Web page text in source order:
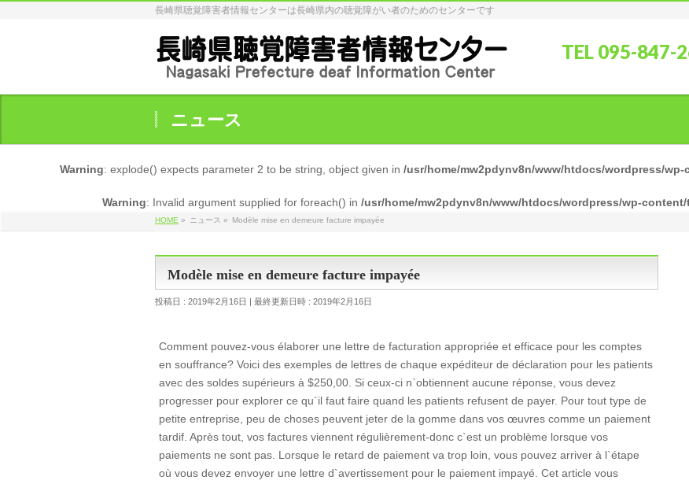
長崎県聴覚障害者情報センターは長崎県内の聴覚障がい者のためのセンターです
TEL 095-
ニュース
Warning: explode() expects parameter 2 to be string, object given in /usr/home/mw2pdynv8n/www/htdocs/wordpress/
Warning: Invalid argument supplied for foreach() in /usr/home/mw2pdynv8n/www/htdocs/wordpress/wp-
HOME » ニュース » Modèle mise en demeure facture impayée
Modèle mise en demeure facture impayée
投稿日 : 2019年2月16日 最終更新日時 : 2019年2月16日
Comment pouvez-vous élaborer une lettre de facturation appropriée et efficace pour les comptes
en souffrance? Voici des exemples de lettres de chaque expéditeur de déclaration pour les patients
avec des soldes supérieurs à $250,00. Si ceux-ci n`obtiennent aucune réponse, vous devez
progresser pour explorer ce qu`il faut faire quand les patients refusent de payer. Pour tout type de
petite entreprise, peu de choses peuvent jeter de la gomme dans vos œuvres comme un paiement
tardif. Après tout, vos factures viennent régulièrement-donc c`est un problème lorsque vos
paiements ne sont pas. Lorsque le retard de paiement va trop loin, vous pouvez arriver à l`étape
où vous devez envoyer une lettre d`avertissement pour le paiement impayé. Cet article vous